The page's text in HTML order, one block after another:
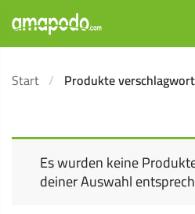
Start Produkte
Es wurden keine
deiner Auswahl